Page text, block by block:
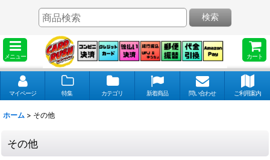
メニュー カート
検索
マイページ 特集 カテゴリ 新着商品 問い合わせ ご利用案内
ホーム > その他
その他